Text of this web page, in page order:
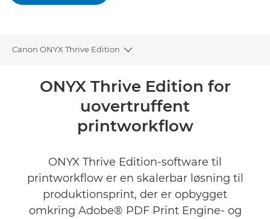
Canon ONYX Thrive Edition
Toggle breadcrumbs
OversigtONYX Thrive Edition for
uovertruffent
printworkflow
ONYX Thrive Edition-software til
printworkflow er en skalerbar løsning til
produktionsprint, der er opbygget
omkring Adobe® PDF Print Engine- og